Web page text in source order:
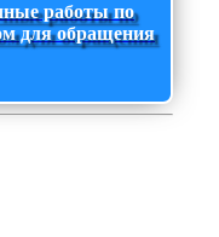
работы по
для обращения